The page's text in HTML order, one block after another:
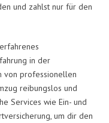
und zahlst nur für den
in der
von professionellen
reibungslos und
Services wie Ein- und
um dir den